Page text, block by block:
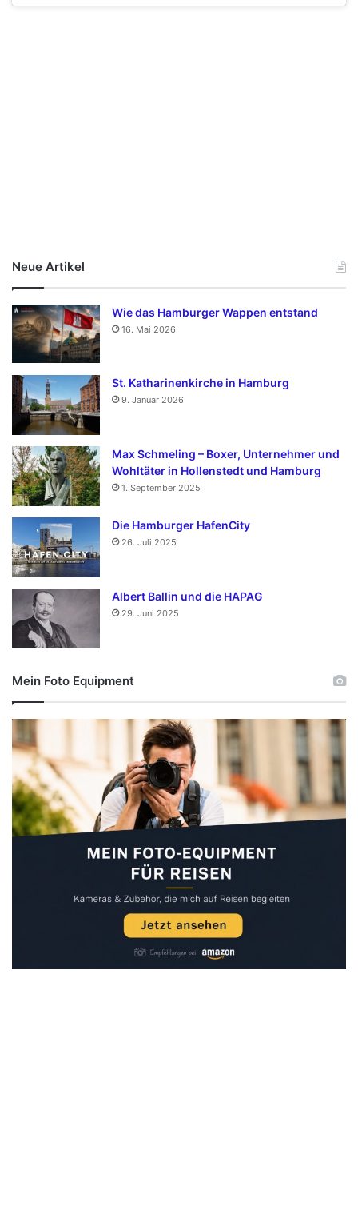
Neue Artikel
Wie das Hamburger Wappen entstand
16. Mai 2026
St. Katharinenkirche in Hamburg
9. Januar 2026
Max Schmeling – Boxer, Unternehmer und
Wohltäter in Hollenstedt und Hamburg
1. September 2025
Die Hamburger HafenCity
26. Juli 2025
Albert Ballin und die HAPAG
29. Juni 2025
Mein Foto Equipment